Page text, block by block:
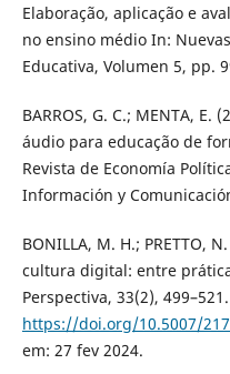
Elaboração, aplicação e
no ensino médio In:
Educativa, Volumen 5, pp.
BARROS, G. C.; MENTA,
áudio para educação de
Revista de Economía
Información y
BONILLA, M. H.; PRETTO,
cultura digital: entre
Perspectiva, 33(2),
https://doi.org/10.5007/
em: 27 fev 2024.